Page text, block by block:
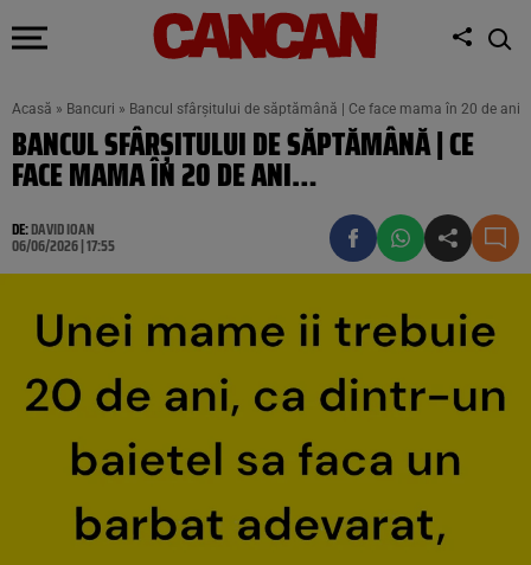
Acasă » Bancuri » Bancul sfârșitului de săptămână | Ce face mama în 20 de ani…
BANCUL SFÂRȘITULUI DE SĂPTĂMÂNĂ | CE
FACE MAMA ÎN 20 DE ANI…
DE:DAVID IOAN
06/06/2026 | 17:55